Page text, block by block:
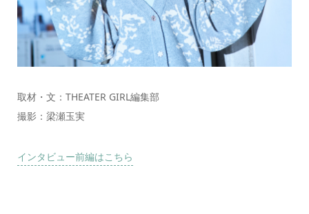
取材・文：THEATER GIRL編集部
撮影：梁瀬玉実
インタビュー前編はこちら